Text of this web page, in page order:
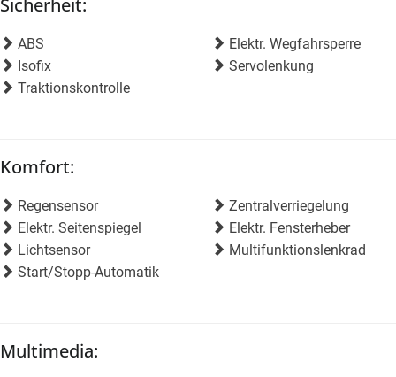
Sicherheit:
ABS
Elektr. Wegfahrsperre
Isofix
Servolenkung
Traktionskontrolle
Komfort:
Regensensor
Zentralverriegelung
Elektr. Seitenspiegel
Elektr. Fensterheber
Lichtsensor
Multifunktionslenkrad
Start/Stopp-Automatik
Multimedia: